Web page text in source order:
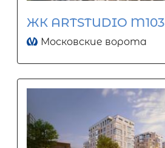
ЖК ARTSTUDIO M103
Московские ворота